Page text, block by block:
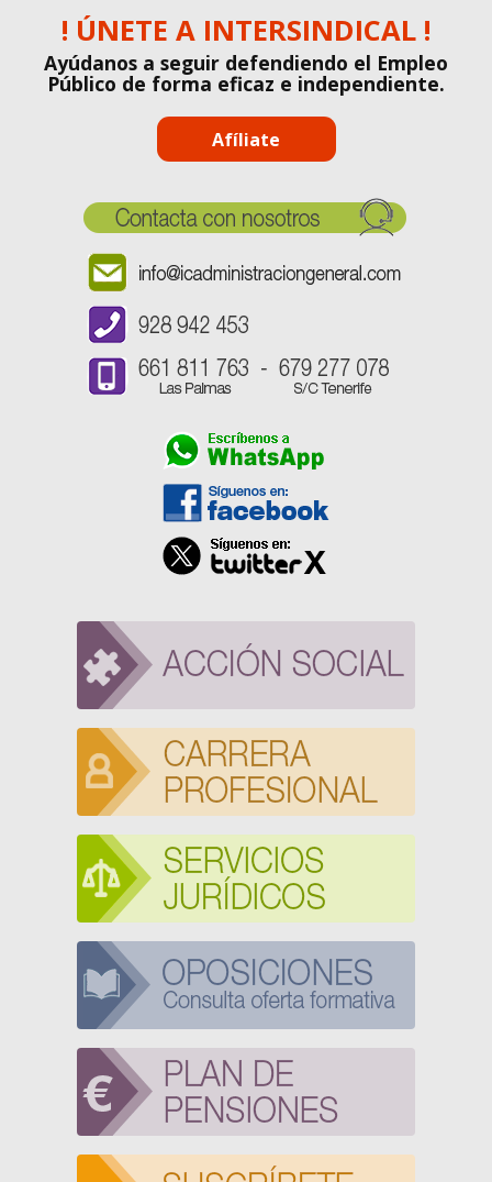
! ÚNETE A INTERSINDICAL !
Ayúdanos a seguir defendiendo el Empleo
Público de forma eficaz e independiente.
Afíliate